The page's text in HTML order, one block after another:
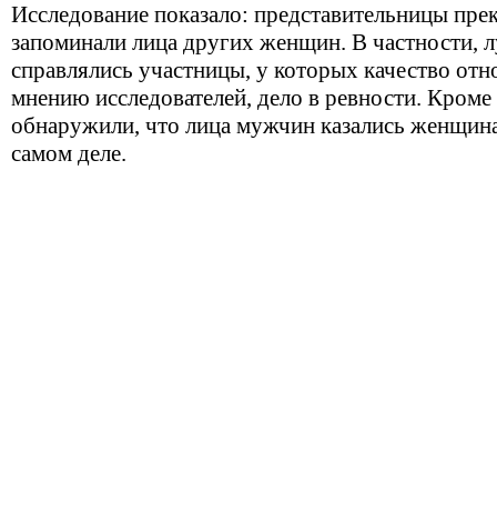
Исследование показало: представительницы
запоминали лица других женщин. В частности,
справлялись участницы, у которых качество
мнению исследователей, дело в ревности. Кроме
обнаружили, что лица мужчин казались
самом деле.